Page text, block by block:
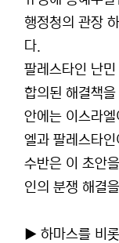
행정청의 관장
다.
팔레스타인 난
합의된 해결책
안에는 이스라
엘과 팔레스타
수반은 이 초안
인의 분쟁 해결
▶ 하마스를 비